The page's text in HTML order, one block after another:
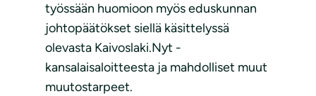
työssään huomioon myös eduskunnan
johtopäätökset siellä käsittelyssä
olevasta Kaivoslaki.Nyt -
kansalaisaloitteesta ja mahdolliset muut
muutostarpeet.